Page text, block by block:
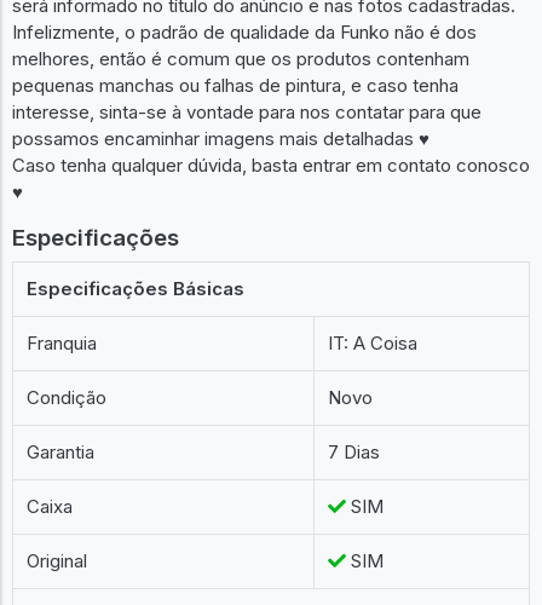
será informado no título do anúncio e nas fotos cadastradas.
Infelizmente, o padrão de qualidade da Funko não é dos
melhores, então é comum que os produtos contenham
pequenas manchas ou falhas de pintura, e caso tenha
interesse, sinta-se à vontade para nos contatar para que
possamos encaminhar imagens mais detalhadas ♥︎
Caso tenha qualquer dúvida, basta entrar em contato conosco
♥︎
Especificações
Especificações Básicas
Franquia IT: A Coisa
Condição Novo
Garantia 7 Dias
Caixa SIM
Original SIM